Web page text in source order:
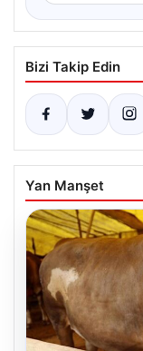
Bizi Takip Edin
Yan Manşet